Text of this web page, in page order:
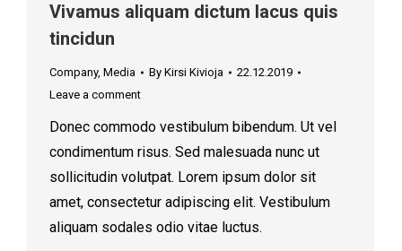
Vivamus aliquam dictum lacus quis
tincidun
Company, Media By Kirsi Kivioja
22.12.2019
Leave a comment
Donec commodo vestibulum bibendum. Ut vel
condimentum risus. Sed malesuada nunc ut
sollicitudin volutpat. Lorem ipsum dolor sit
amet, consectetur adipiscing elit. Vestibulum
aliquam sodales odio vitae luctus.